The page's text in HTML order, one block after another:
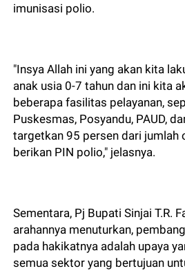
imunisasi polio.
"Insya Allah ini yang akan kita
anak usia 0-7 tahun dan ini kita
beberapa fasilitas pelayanan,
Puskesmas, Posyandu, PAUD,
targetkan 95 persen dari jumlah
berikan PIN polio," jelasnya.
Sementara, Pj Bupati Sinjai T.R.
arahannya menuturkan,
pada hakikatnya adalah upaya
semua sektor yang bertujuan